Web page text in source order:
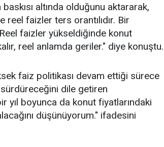
altında olduğunu aktararak,
reel faizler ters orantılıdır. Bir
faizler yükseldiğinde konut
reel anlamda geriler." diye konuştu.
faiz politikası devam ettiği sürece
dile getiren
yıl boyunca da konut fiyatlarındaki
düşünüyorum." ifadesini